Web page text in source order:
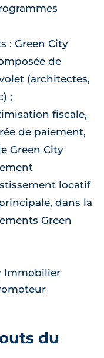
: Green City
de
(architectes,
;
fiscale,
de paiement,
Green City
locatif
dans la
Green
Immobilier
du